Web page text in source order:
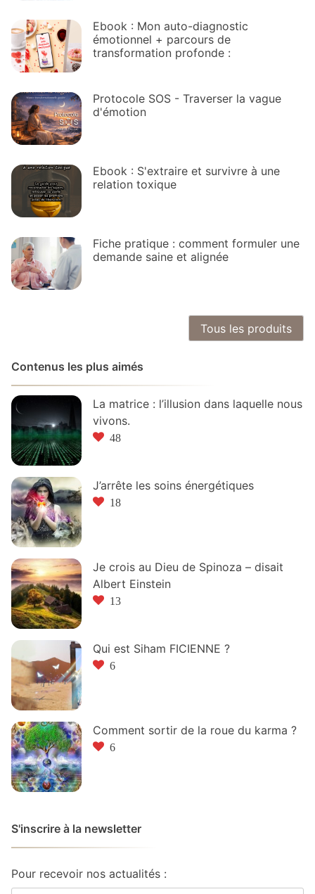
Ebook : Mon auto-diagnostic
émotionnel + parcours de
transformation profonde :
Protocole SOS - Traverser la vague
d'émotion
Ebook : S'extraire et survivre à une
relation toxique
Fiche pratique : comment formuler une
demande saine et alignée
Tous les produits
Contenus les plus aimés
La matrice : l’illusion dans laquelle nous
vivons.
48
J’arrête les soins énergétiques
18
Je crois au Dieu de Spinoza – disait
Albert Einstein
13
Qui est Siham FICIENNE ?
6
Comment sortir de la roue du karma ?
6
S'inscrire à la newsletter
Pour recevoir nos actualités :